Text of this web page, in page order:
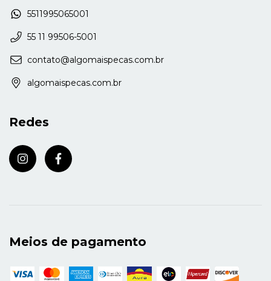
5511995065001
55 11 99506-5001
contato@algomaispecas.com.br
algomaispecas.com.br
Redes
Meios de pagamento